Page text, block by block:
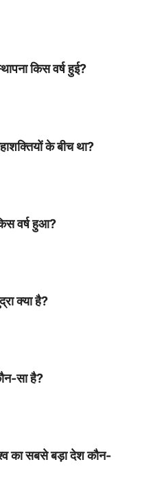
किस वर्ष हुई?
के बीच था?
वर्ष हुआ?
क्या है?
सा है?
का सबसे बड़ा देश कौन-